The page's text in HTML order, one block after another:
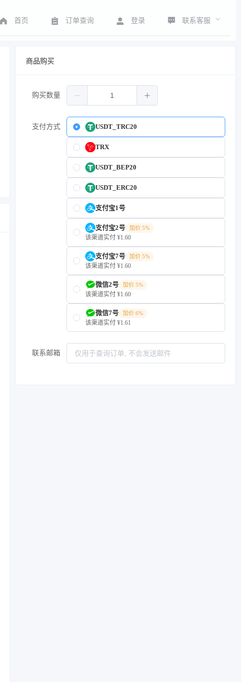
首页 订单查询 登录 联系客服
商品购买
购买数量
支付方式 USDT_TRC20
TRX
USDT_BEP20
USDT_ERC20
支付宝1号
支付宝2号 加价 5%
该渠道实付 ¥1.60
支付宝7号 加价 5%
该渠道实付 ¥1.60
微信2号 加价 5%
该渠道实付 ¥1.60
微信7号 加价 6%
该渠道实付 ¥1.61
联系邮箱